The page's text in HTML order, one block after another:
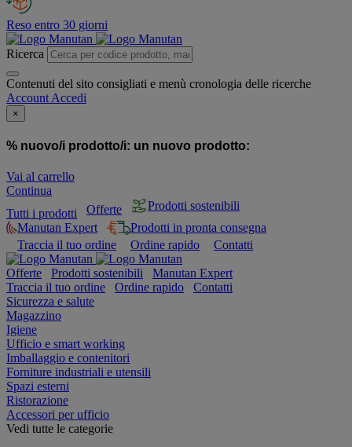
Reso entro 30 giorni
Ricerca
Contenuti del sito consigliati e menù cronologia delle ricerche
Account Accedi
×
% nuovo/i prodotto/i: un nuovo prodotto:
Vai al carrello
Continua
Tutti i prodotti
Offerte
Prodotti sostenibili
Manutan Expert
Prodotti in pronta consegna
Traccia il tuo ordine
Ordine rapido Contatti
Offerte Prodotti sostenibili
Manutan Expert
Traccia il tuo ordine
Ordine rapido
Contatti
Sicurezza e salute
Magazzino
Igiene
Ufficio e smart working
Imballaggio e contenitori
Forniture industriali e utensili
Spazi esterni
Ristorazione
Accessori per ufficio
Vedi tutte le categorie